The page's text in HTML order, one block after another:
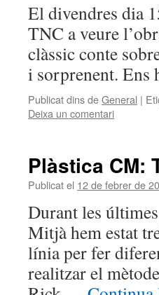
El divendres dia
TNC a veure
clàssic conte
i sorprenent.
Publicat dins deGeneral |
Deixa un comentari
Plàstica CM:
Publicat el 12 de febrer de
Durant les
Mitjà hem estat
línia per fer
realitzar el